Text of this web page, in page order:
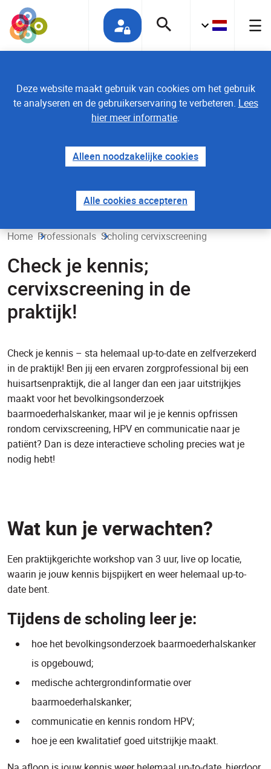
Deze website maakt gebruik van cookies om het gebruik
te analyseren en de gebruikerservaring te verbeteren. Lees
hier meer informatie.
Alleen noodzakelijke cookies
Alle cookies accepteren
Home Professionals Scholing cervixscreening
Check je kennis;
cervixscreening in de
praktijk!
Check je kennis – sta helemaal up-to-date en zelfverzekerd
in de praktijk! Ben jij een ervaren zorgprofessional bij een
huisartsenpraktijk, die al langer dan een jaar uitstrijkjes
maakt voor het bevolkingsonderzoek
baarmoederhalskanker, maar wil je je kennis opfrissen
rondom cervixscreening, HPV en communicatie naar je
patiënt? Dan is deze interactieve scholing precies wat je
nodig hebt!
Wat kun je verwachten?
Een praktijkgerichte workshop van 3 uur, live op locatie,
waarin je jouw kennis bijspijkert en weer helemaal up-to-
date bent.
Tijdens de scholing leer je:
hoe het bevolkingsonderzoek baarmoederhalskanker
is opgebouwd;
medische achtergrondinformatie over
baarmoederhalskanker;
communicatie en kennis rondom HPV;
hoe je een kwalitatief goed uitstrijkje maakt.